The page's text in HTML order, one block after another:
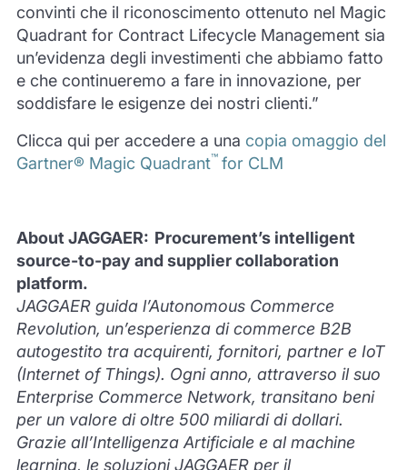
convinti che il riconoscimento ottenuto nel Magic
Quadrant for Contract Lifecycle Management sia
un’evidenza degli investimenti che abbiamo fatto
e che continueremo a fare in innovazione, per
soddisfare le esigenze dei nostri clienti.”
Clicca qui per accedere a una copia omaggio del
Gartner® Magic Quadrant™ for CLM
About JAGGAER: Procurement’s intelligent
source-to-pay and supplier collaboration
platform.
JAGGAER guida l’Autonomous Commerce
Revolution, un’esperienza di commerce B2B
autogestito tra acquirenti, fornitori, partner e IoT
(Internet of Things). Ogni anno, attraverso il suo
Enterprise Commerce Network, transitano beni
per un valore di oltre 500 miliardi di dollari.
Grazie all’Intelligenza Artificiale e al machine
learning, le soluzioni JAGGAER per il